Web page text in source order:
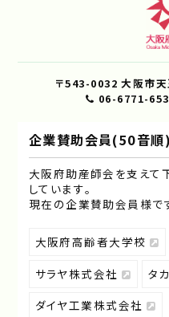
〒543-0032 大阪市
06-6771-
企業賛助会員(50音順)
大阪府助産師会を支えて
しています｡
現在の企業賛助会員様で
大阪府高齢者大学校
サラヤ株式会社
タ
ダイヤ工業株式会社